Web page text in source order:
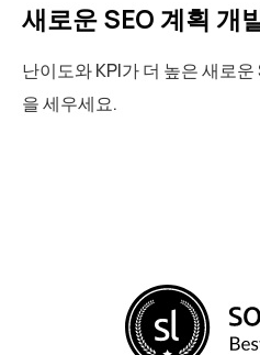
새로운 SEO 계획 개
난이도와 KPI가 더 높은 새로
을 세우세요.